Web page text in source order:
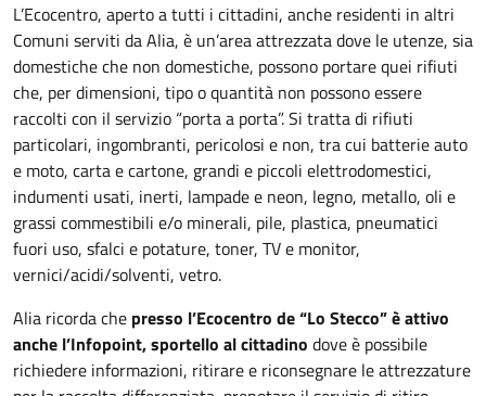
L’Ecocentro, aperto a tutti i cittadini, anche residenti in altri
Comuni serviti da Alia, è un’area attrezzata dove le utenze, sia
domestiche che non domestiche, possono portare quei rifiuti
che, per dimensioni, tipo o quantità non possono essere
raccolti con il servizio “porta a porta”. Si tratta di rifiuti
particolari, ingombranti, pericolosi e non, tra cui batterie auto
e moto, carta e cartone, grandi e piccoli elettrodomestici,
indumenti usati, inerti, lampade e neon, legno, metallo, oli e
grassi commestibili e/o minerali, pile, plastica, pneumatici
fuori uso, sfalci e potature, toner, TV e monitor,
vernici/acidi/solventi, vetro.
Alia ricorda che presso l’Ecocentro de “Lo Stecco” è attivo
anche l’Infopoint, sportello al cittadino dove è possibile
richiedere informazioni, ritirare e riconsegnare le attrezzature